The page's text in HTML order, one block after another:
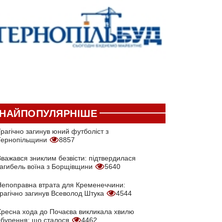
загинув юний футболіст з
8857
зниклим безвісти: підтвердилася
воїна з Борщівщини
5640
втрата для Кременеччини:
загинув Всеволод Штука
4544
хода до Почаєва викликала хвилю
що сталося
4462